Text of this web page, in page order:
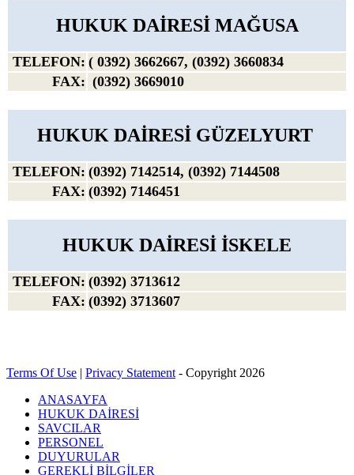
HUKUK DAİRESİ MAĞUSA
TELEFON: ( 0392) 3662667, (0392) 3660834
FAX: (0392) 3669010
HUKUK DAİRESİ GÜZELYURT
TELEFON: (0392) 7142514, (0392) 7144508
FAX: (0392) 7146451
HUKUK DAİRESİ İSKELE
TELEFON: (0392) 3713612
FAX: (0392) 3713607
Terms Of Use | Privacy Statement - Copyright 2026
ANASAYFA
HUKUK DAİRESİ
SAVCILAR
PERSONEL
DUYURULAR
GEREKLİ BİLGİLER